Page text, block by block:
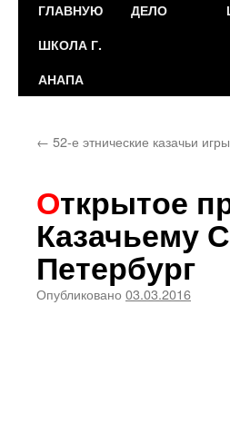
содержимому
ГЛАВНУЮ
ДЕЛО
ШКОЛА Г.
АНАПА
← 52-е этнические казачьи
Открытое приглашение на семинар по
Казачьему
Петербург
Опубликовано 03.03.2016